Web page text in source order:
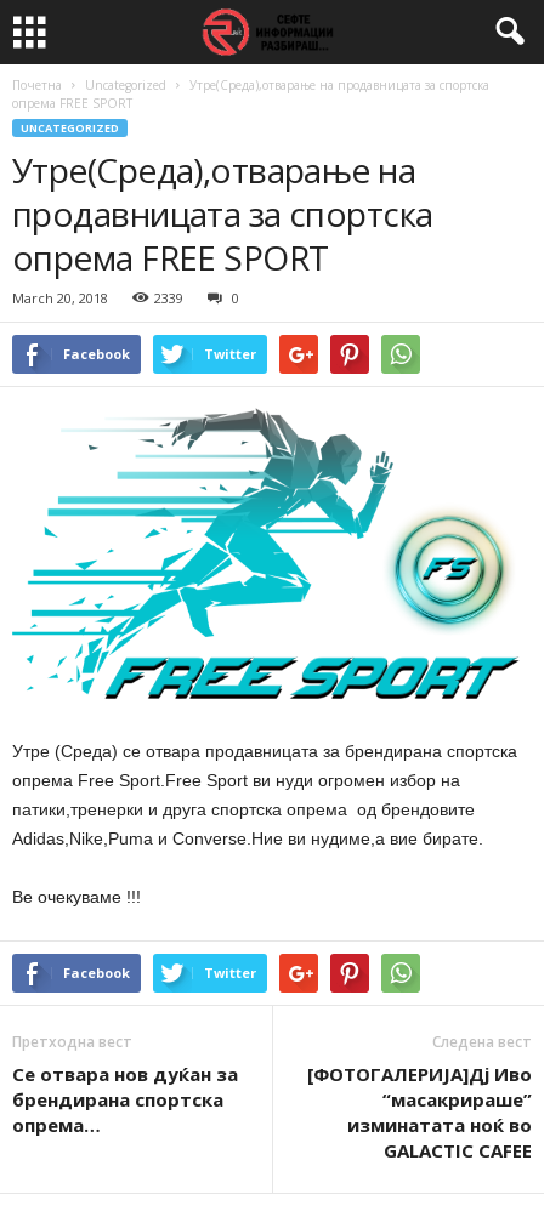
Почетна Uncategorized
Утре(Среда),отварање на продавницата за спортска
опрема FREE SPORT
UNCATEGORIZED
Утре(Среда),отварање на
продавницата за спортска
опрема FREE SPORT
March 20, 2018 2339 0
Facebook Twitter
Утре (Среда) се отвара продавницата за брендирана спортска
опрема Free Sport.Free Sport ви нуди огромен избор на
патики,тренерки и друга спортска опрема од брендовите
Adidas,Nike,Puma и Converse.Ние ви нудиме,а вие бирате.
Ве очекуваме !!!
Facebook Twitter
Претходна вест
Се отвара нов дуќан за
брендирана спортска
опрема…
Следена вест
[ФОТОГАЛЕРИЈА]Дј Иво
“масакрираше”
изминатата ноќ во
GALACTIC CAFEE